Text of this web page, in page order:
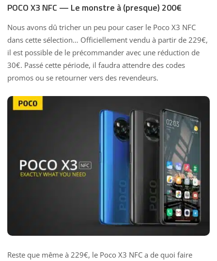
POCO X3 NFC — Le monstre à (presque) 200€
Nous avons dû tricher un peu pour caser le Poco X3 NFC
dans cette sélection… Officiellement vendu à partir de 229€,
il est possible de le précommander avec une réduction de
30€. Passé cette période, il faudra attendre des codes
promos ou se retourner vers des revendeurs.
Reste que même à 229€, le Poco X3 NFC a de quoi faire